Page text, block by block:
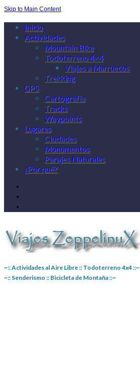
Skip to Main Content
Inicio
Actividades
Mountain Bike
Todoterreno 4×4
Viajes a Marruecos
Trekking
GPS
Cartografía
Tracks
Waypoints
Lugares
Ciudades
Monumentos
Parajes Naturales
¿Por qué?
~:: Actividades al Aire Libre :: Todoterreno 4x4 ::~
~:: Senderismo :: Bicicleta de Montaña ::~